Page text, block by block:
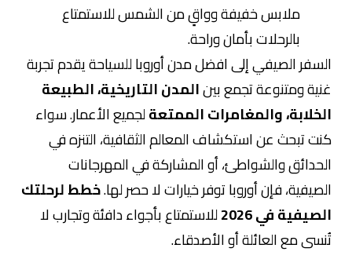
ملابس خفيفة وواقٍ من الشمس للاستمتاع
بالرحلات بأمان وراحة.
السفر الصيفي إلى افضل مدن أوروبا للسياحة يقدم تجربة
غنية ومتنوعة تجمع بينالمدن التاريخية، الطبيعة
الخلابة، والمغامرات الممتعةلجميع الأعمار. سواء
كنت تبحث عن استكشاف المعالم الثقافية، التنزه في
الحدائق والشواطئ، أو المشاركة في المهرجانات
الصيفية، فإن أوروبا توفر خيارات لا حصر لها.خطط لرحلتك
الصيفية في 2026
للاستمتاع بأجواء دافئة وتجارب لا
تُنسى مع العائلة أو الأصدقاء.